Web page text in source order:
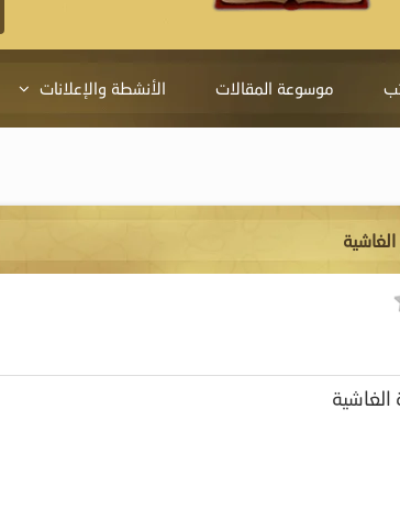
موسوعة المقالات الأنشطة والإعلانات